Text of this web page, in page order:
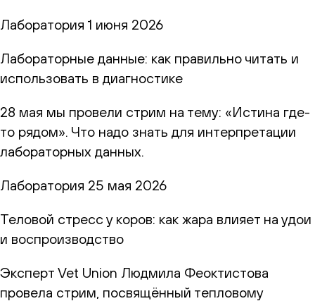
Лаборатория 1 июня 2026
Лабораторные данные: как правильно читать и
использовать в диагностике
28 мая мы провели стрим на тему: «Истина где-
то рядом». Что надо знать для интерпретации
лабораторных данных.
Лаборатория 25 мая 2026
Теловой стресс у коров: как жара влияет на удои
и воспроизводство
Эксперт Vet Union Людмила Феоктистова
провела стрим, посвящённый тепловому